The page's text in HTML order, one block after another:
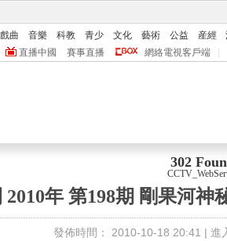
戲曲 音樂 科教 青少 文化 藝術 公益 産經
直播中國 賽事直播 網絡電視客戶端
302
年 第198期 剛果河神
發佈時間： 2010-10-18 20:41 | 進